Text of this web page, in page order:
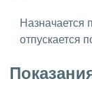
Назначается
отпускается